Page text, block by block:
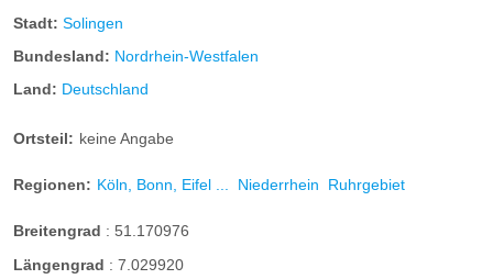
Stadt: Solingen
Bundesland: Nordrhein-Westfalen
Land: Deutschland
Ortsteil: keine Angabe
Regionen: Köln, Bonn, Eifel ... Niederrhein Ruhrgebiet
Breitengrad : 51.170976
Längengrad : 7.029920